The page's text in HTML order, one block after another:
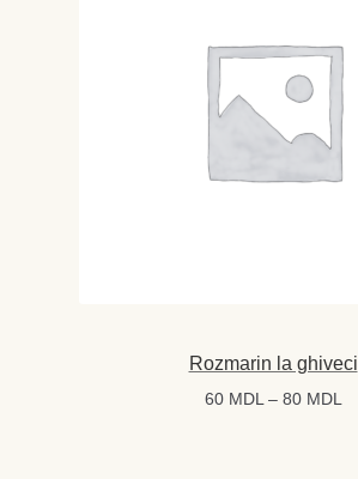
Rozmarin la ghiveci
60 MDL – 80 MDL